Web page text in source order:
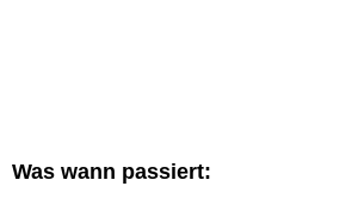
Was wann passiert: